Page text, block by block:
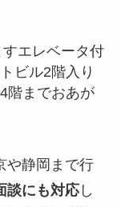
エレベータ付
ビル2階入り
階までおあが
や静岡まで行
談にも対応し